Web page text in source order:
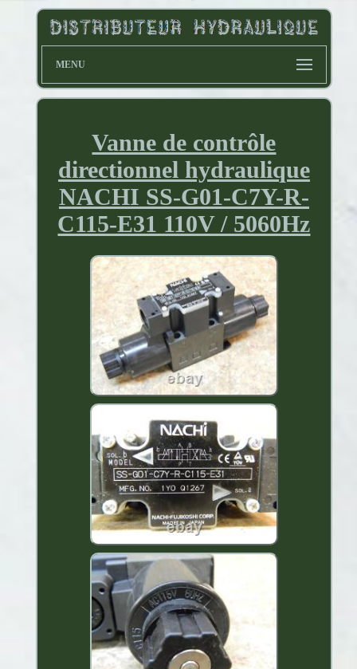
MENU
Vanne de contrôle
directionnel hydraulique
NACHI SS-G01-C7Y-R-
C115-E31 110V / 5060Hz